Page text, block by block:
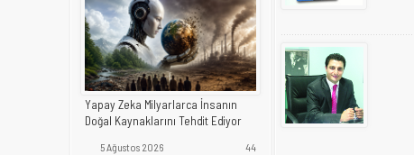
Yapay Zeka Milyarlarca İnsanın
Doğal Kaynaklarını Tehdit Ediyor
5 Ağustos 2026 44